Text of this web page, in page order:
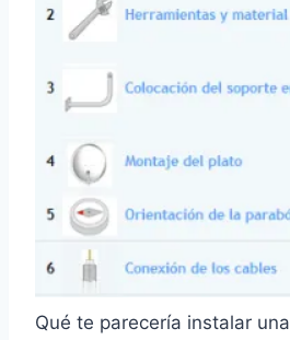
Qué te parecería instalar una